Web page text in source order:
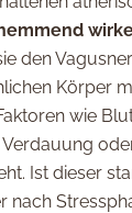
den
Körper
wie
Ist dieser
nach